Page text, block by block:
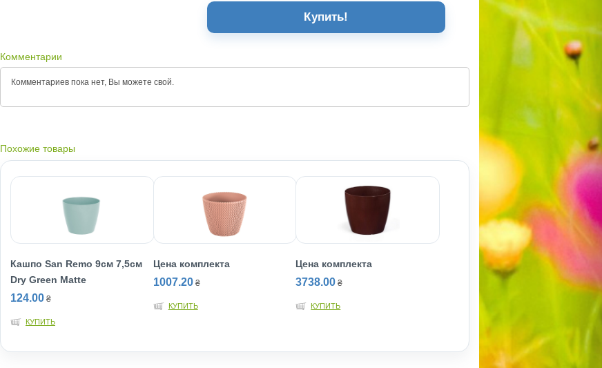
Купить!
Комментарии
Комментариев пока нет, Вы можете свой.
Похожие товары
Кашпо San Remo 9см 7,5см
Dry Green Matte
124.00 ₴
КУПИТЬ
Цена комплекта
1007.20 ₴
КУПИТЬ
Цена комплекта
3738.00 ₴
КУПИТЬ